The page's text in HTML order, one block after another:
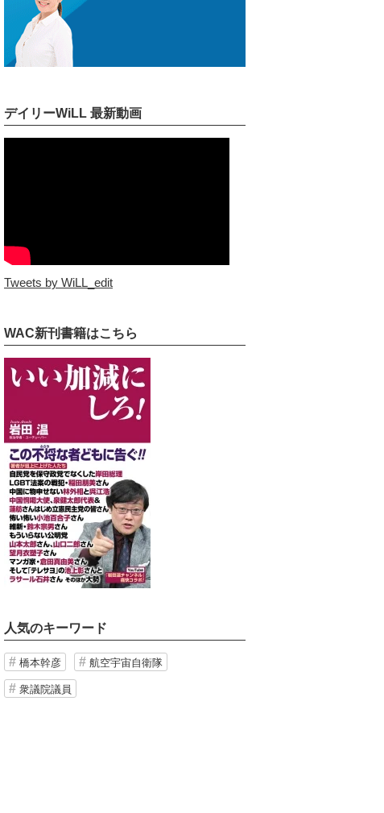
デイリーWiLL 最新動画
Tweets by WiLL_edit
WAC新刊書籍はこちら
人気のキーワード
橋本幹彦 航空宇宙自衛隊
衆議院議員